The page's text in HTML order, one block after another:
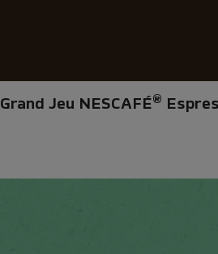
Grand Jeu NESCAFÉ®